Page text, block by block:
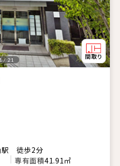
/ 21
駅 徒歩2分
専有面積41.91㎡